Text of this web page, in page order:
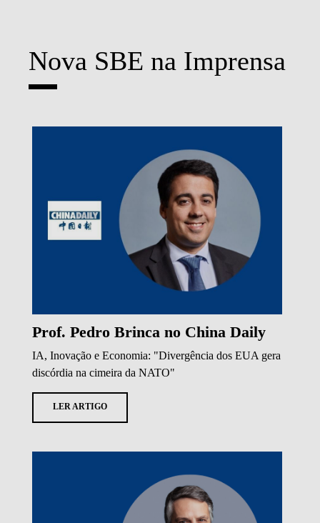
Nova SBE na Imprensa
Prof. Pedro Brinca no China Daily
IA, Inovação e Economia: "Divergência dos EUA gera
discórdia na cimeira da NATO"
LER ARTIGO